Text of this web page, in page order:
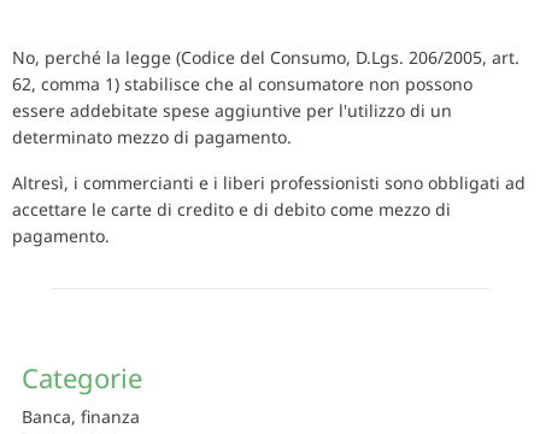
No, perché la legge (Codice del Consumo, D.Lgs. 206/2005, art.
62, comma 1) stabilisce che al consumatore non possono
essere addebitate spese aggiuntive per l'utilizzo di un
determinato mezzo di pagamento.
Altresì, i commercianti e i liberi professionisti sono obbligati ad
accettare le carte di credito e di debito come mezzo di
pagamento.
Categorie
Banca, finanza